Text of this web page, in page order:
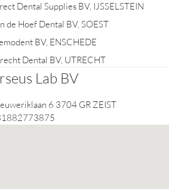
Dental Supplies BV, IJSSELSTEIN
de Hoef Dental BV, SOEST
BV, ENSCHEDE
Dental BV, UTRECHT
Lab BV
6 3704 GR ZEIST